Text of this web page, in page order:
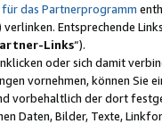
das Partnerprogramm
Entsprechende
Links“).
oder sich damit
vornehmen, können Sie
vorbehaltlich der dort
Daten, Bilder, Texte,